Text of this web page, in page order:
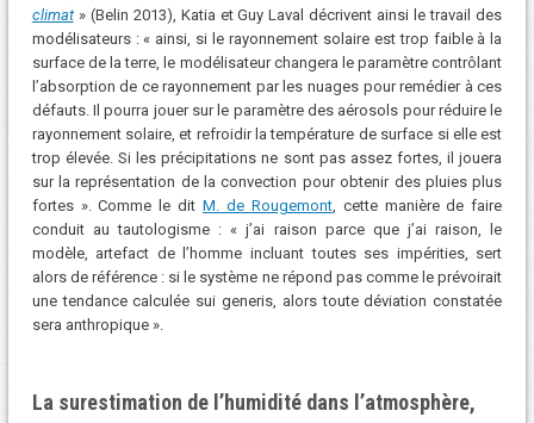
climat» (Belin 2013), Katia et Guy Laval décrivent ainsi le travail des
modélisateurs : « ainsi, si le rayonnement solaire est trop faible à la
surface de la terre, le modélisateur changera le paramètre contrôlant
l’absorption de ce rayonnement par les nuages pour remédier à ces
défauts. Il pourra jouer sur le paramètre des aérosols pour réduire le
rayonnement solaire, et refroidir la température de surface si elle est
trop élevée. Si les précipitations ne sont pas assez fortes, il jouera
sur la représentation de la convection pour obtenir des pluies plus
fortes ». Comme le ditM. de Rougemont, cette manière de faire
conduit au tautologisme : « j’ai raison parce que j’ai raison, le
modèle, artefact de l’homme incluant toutes ses impérities, sert
alors de référence : si le système ne répond pas comme le prévoirait
une tendance calculée sui generis, alors toute déviation constatée
sera anthropique ».
La surestimation de l’humidité dans l’atmosphère,